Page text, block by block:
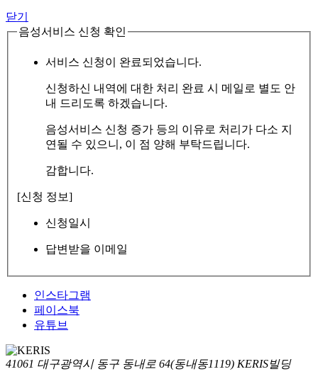
닫기
음성서비스 신청 확인
서비스 신청이 완료되었습니다.
신청하신 내역에 대한 처리 완료 시 메일로 별도 안
내 드리도록 하겠습니다.
음성서비스 신청 증가 등의 이유로 처리가 다소 지
연될 수 있으니, 이 점 양해 부탁드립니다.
감합니다.
[신청 정보]
신청일시
답변받을 이메일
인스타그램
페이스북
유튜브
41061 대구광역시 동구 동내로 64(동내동1119) KERIS빌딩